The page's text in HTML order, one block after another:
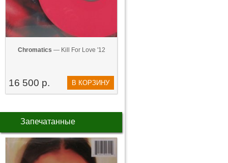
Chromatics — Kill For Love '12
16 500 р. В КОРЗИНУ
Запечатанные